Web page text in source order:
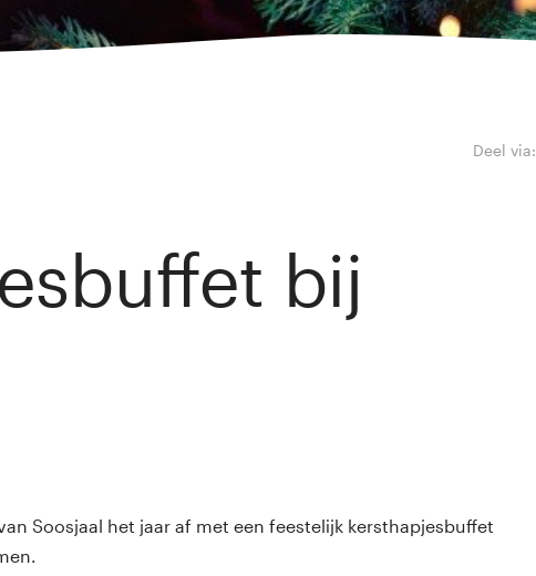
Deel via:
bij
Soosjaal het jaar af met een feestelijk kersthapjesbuffet